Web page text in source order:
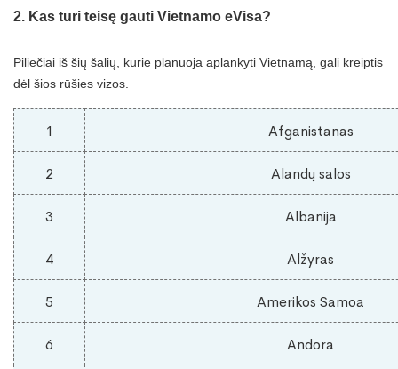
2. Kas turi teisę gauti Vietnamo eVisa?
Piliečiai iš šių šalių, kurie planuoja aplankyti Vietnamą, gali kreiptis
dėl šios rūšies vizos.
1 Afganistanas
2 Alandų salos
3 Albanija
4 Alžyras
5 Amerikos Samoa
6 Andora